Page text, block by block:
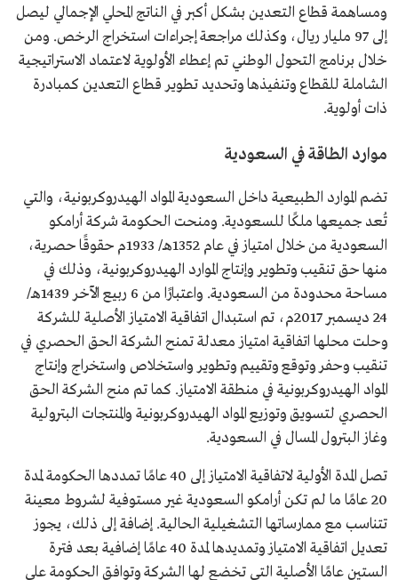
ومساهمة قطاع التعدين بشكل أكبر في الناتج المحلي الإجمالي ليصل
إلى 97 مليار ريال، وكذلك مراجعة إجراءات استخراج الرخص. ومن
خلال برنامج التحول الوطني تم إعطاء الأولوية لاعتماد الاستراتيجية
الشاملة للقطاع وتنفيذها وتحديد تطوير قطاع التعدين كمبادرة
ذات أولوية.
موارد الطاقة في السعودية
تضم الموارد الطبيعية داخل السعودية المواد الهيدروكربونية، والتي
تُعد جميعها ملكًا للسعودية. ومنحت الحكومة شركة أرامكو
السعودية من خلال امتياز في عام 1352هـ/ 1933م حقوقًا حصرية،
منها حق تنقيب وتطوير وإنتاج الموارد الهيدروكربونية، وذلك في
مساحة محدودة من السعودية. واعتبارًا من 6 ربيع الآخر 1439هـ/
24 ديسمبر 2017م، تم استبدال اتفاقية الامتياز الأصلية للشركة
وحلت محلها اتفاقية امتياز معدلة تمنح الشركة الحق الحصري في
تنقيب وحفر وتوقع وتقييم وتطوير واستخلاص واستخراج وإنتاج
المواد الهيدروكربونية في منطقة الامتياز. كما تم منح الشركة الحق
الحصري لتسويق وتوزيع المواد الهيدروكربونية والمنتجات البترولية
وغاز البترول المسال في السعودية.
تصل المدة الأولية لاتفاقية الامتياز إلى 40 عامًا تمددها الحكومة لمدة
20 عامًا ما لم تكن أرامكو السعودية غير مستوفية لشروط معينة
تتناسب مع ممارساتها التشغيلية الحالية. إضافة إلى ذلك، يجوز
تعديل اتفاقية الامتياز وتمديدها لمدة 40 عامًا إضافية بعد فترة
الستين عامًا الأصلية التي تخضع لها الشركة وتوافق الحكومة على